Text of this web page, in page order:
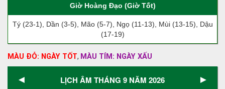
Giờ Hoàng Đạo (Giờ Tốt)
Tý (23-1), Dần (3-5), Mão (5-7), Ngọ (11-13), Mùi (13-15), Dậu
(17-19)
MÀU ĐỎ: NGÀY TỐT, MÀU TÍM: NGÀY XẤU
◄ LỊCH ÂM THÁNG 9 NĂM 2026 ►